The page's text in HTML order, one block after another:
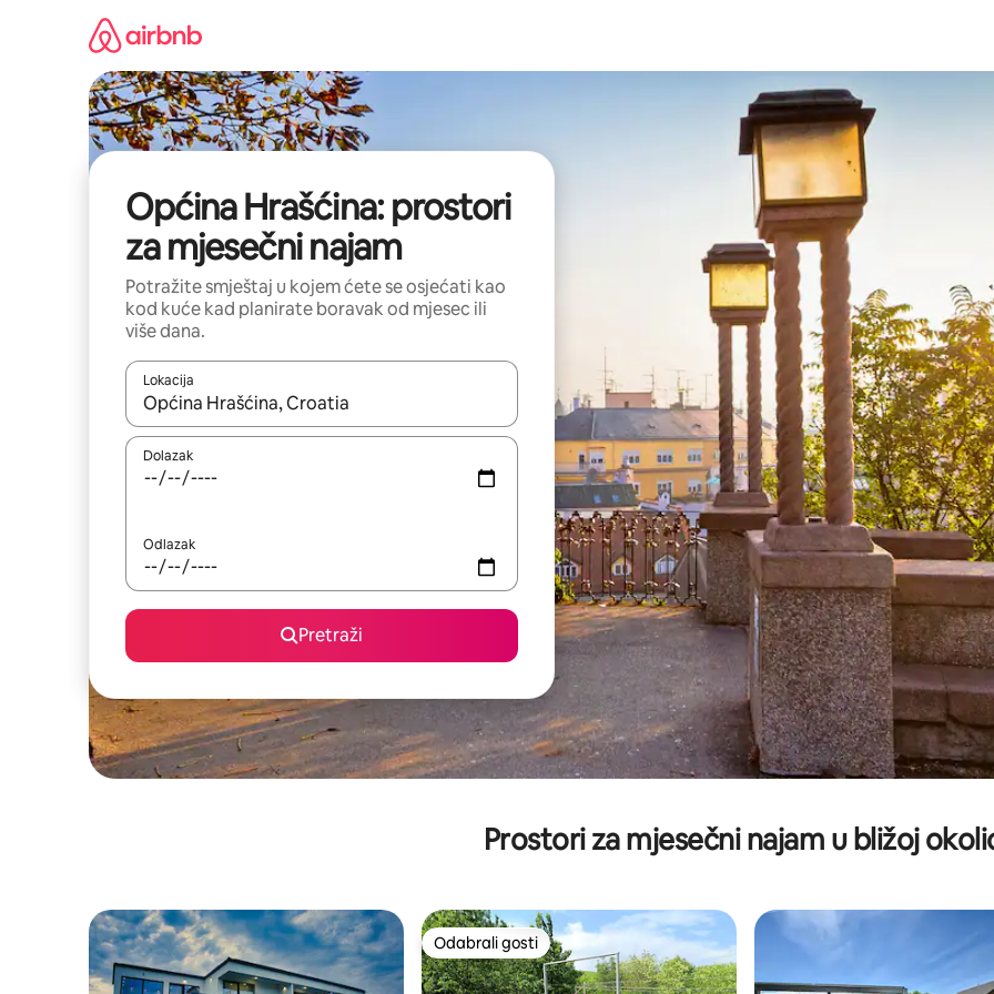
Općina Hrašćina: prostori
za mjesečni najam
Potražite smještaj u kojem ćete se osjećati kao
kod kuće kad planirate boravak od mjesec ili
više dana.
Lokacija
Kada budu dostupni rezultati, moći ćete ih pregledati koristeći se strelicama prema gore i prema dolje, kao i dodirom
Dolazak
Odlazak
Pretraži
Prostori za mjesečni najam u bližoj
Odabrali gosti
Odabrali gosti